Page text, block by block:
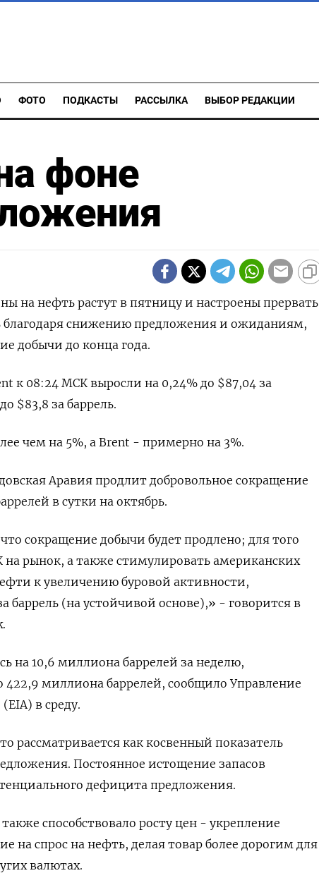
ФОТО ПОДКАСТЫ РАССЫЛКА ВЫБОР РЕДАКЦИИ
фоне
на нефть растут в пятницу и настроены прервать
благодаря снижению предложения и ожиданиям,
добычи до конца года.
к 08:24 МСК выросли на 0,24% до $87,04 за
$83,8 за баррель.
чем на 5%, а Brent - примерно на 3%.
Аравия продлит добровольное сокращение
в сутки на октябрь.
сокращение добычи будет продлено; для того
рынок, а также стимулировать американских
к увеличению буровой активности,
баррель (на устойчивой основе),» - говорится в
на 10,6 миллиона баррелей за неделю,
422,9 миллиона баррелей, сообщило Управление
в среду.
рассматривается как косвенный показатель
Постоянное истощение запасов
дефицита предложения.
способствовало росту цен - укрепление
на спрос на нефть, делая товар более дорогим для
валютах.